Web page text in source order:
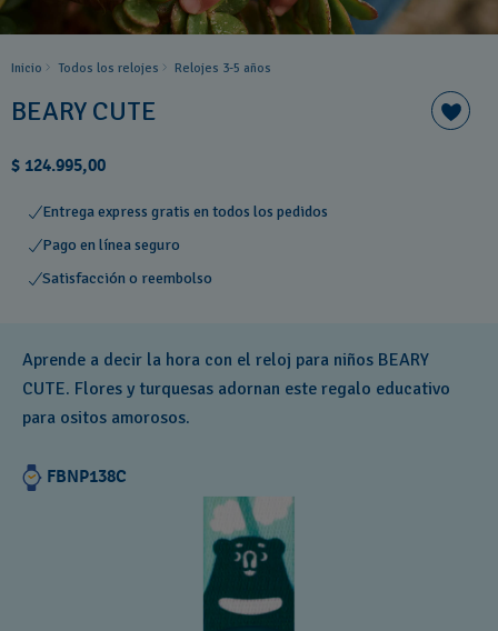
Inicio Todos los relojes Relojes 3-5 años ​
BEARY CUTE
$ 124.995,00
Entrega express gratis en todos los pedidos
Pago en línea seguro
Satisfacción o reembolso
Aprende a decir la hora con el reloj para niños BEARY
CUTE. Flores y turquesas adornan este regalo educativo
para ositos amorosos.
FBNP138C